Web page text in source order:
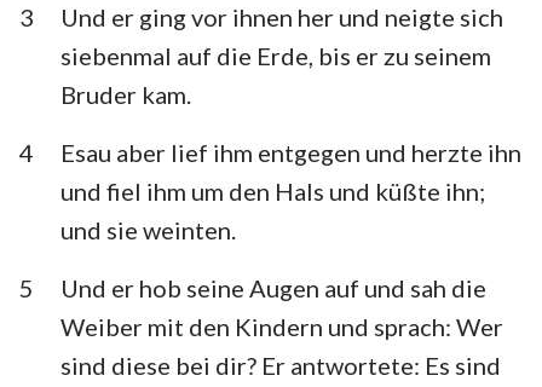
Joel Amos
Obadja Jona
Habakuk Zephanja
Haggai
Maleachi
3
Und er ging vor ihnen her und neigte sich
siebenmal auf die Erde, bis er zu seinem
Bruder kam.
4
Esau aber lief ihm entgegen und herzte ihn
und fiel ihm um den Hals und küßte ihn;
und sie weinten.
5
Und er hob seine Augen auf und sah die
Weiber mit den Kindern und sprach: Wer
sind diese bei dir? Er antwortete: Es sind